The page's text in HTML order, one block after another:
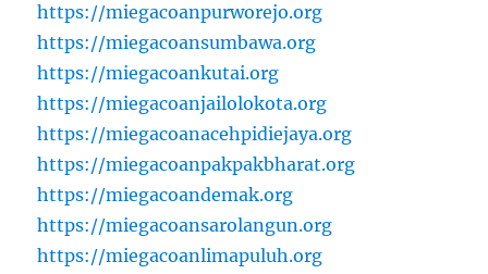
https://miegacoanpurworejo.org
https://miegacoansumbawa.org
https://miegacoankutai.org
https://miegacoanjailolokota.org
https://miegacoanacehpidiejaya.org
https://miegacoanpakpakbharat.org
https://miegacoandemak.org
https://miegacoansarolangun.org
https://miegacoanlimapuluh.org